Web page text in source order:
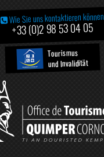
Wie Sie uns kontaktieren können
+33 (0)2 98 53 04 05
Tourismus
und Invalidität